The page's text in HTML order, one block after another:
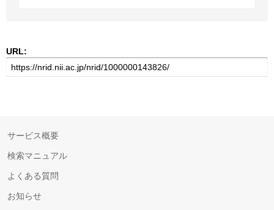
URL:
サービス概要
検索マニュアル
よくある質問
お知らせ